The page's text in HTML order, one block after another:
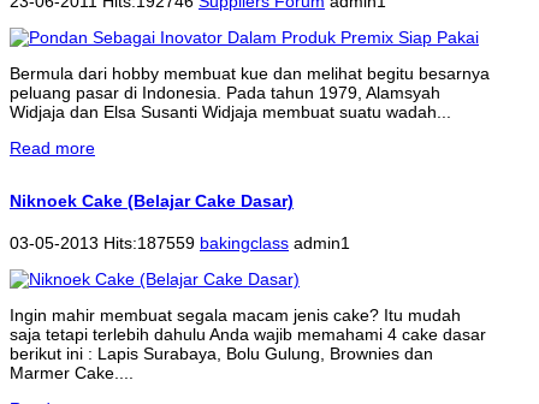
Bermula dari hobby membuat kue dan melihat begitu besarnya
peluang pasar di Indonesia. Pada tahun 1979, Alamsyah
Widjaja dan Elsa Susanti Widjaja membuat suatu wadah...
Read more
Niknoek Cake (Belajar Cake Dasar)
03-05-2013 Hits:187559 bakingclass admin1
Ingin mahir membuat segala macam jenis cake? Itu mudah
saja tetapi terlebih dahulu Anda wajib memahami 4 cake dasar
berikut ini : Lapis Surabaya, Bolu Gulung, Brownies dan
Marmer Cake....